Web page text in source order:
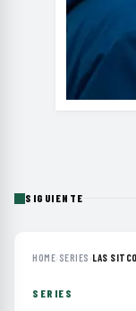
SIGUIENTE
HOME› SERIES ›LAS
SERIES